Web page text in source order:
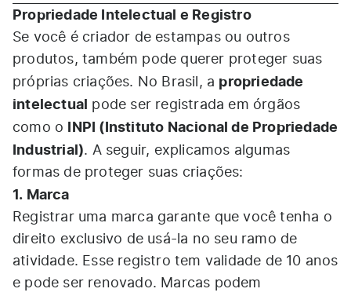
Propriedade Intelectual e Registro
Se você é criador de estampas ou outros
produtos, também pode querer proteger suas
próprias criações. No Brasil, a propriedade
intelectual pode ser registrada em órgãos
como o INPI (Instituto Nacional de Propriedade
Industrial). A seguir, explicamos algumas
formas de proteger suas criações:
1. Marca
Registrar uma marca garante que você tenha o
direito exclusivo de usá-la no seu ramo de
atividade. Esse registro tem validade de 10 anos
e pode ser renovado. Marcas podem